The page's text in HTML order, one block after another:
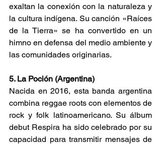
exaltan la conexión con la naturaleza y
la cultura indígena. Su canción «Raíces
de la Tierra» se ha convertido en un
himno en defensa del medio ambiente y
las comunidades originarias.
5. La Poción (Argentina)
Nacida en 2016, esta banda argentina
combina reggae roots con elementos de
rock y folk latinoamericano. Su álbum
debut Respira ha sido celebrado por su
capacidad para transmitir mensajes de